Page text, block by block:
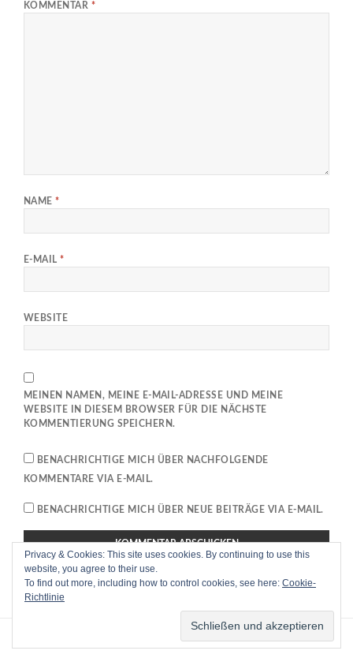
KOMMENTAR *
NAME*
E-MAIL*
WEBSITE
MEINEN NAMEN, MEINE E-MAIL-ADRESSE UND MEINE
WEBSITE IN DIESEM BROWSER FÜR DIE NÄCHSTE
KOMMENTIERUNG SPEICHERN.
BENACHRICHTIGE MICH ÜBER NACHFOLGENDE
KOMMENTARE VIA E-MAIL.
BENACHRICHTIGE MICH ÜBER NEUE BEITRÄGE VIA E-MAIL.
This site uses Akismet to reduce spam.
comment data is processed.
powered byWordPress
Privacy & Cookies: This site uses cookies. By continuing to use this
website, you agree to their use.
To find out more, including how to control cookies, see here: Cookie-
Richtlinie